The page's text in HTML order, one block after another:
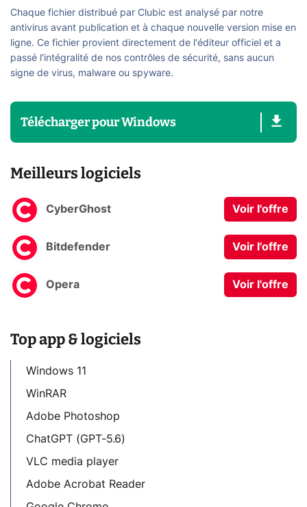
Chaque fichier distribué par Clubic est analysé par notre
antivirus avant publication et à chaque nouvelle version mise en
ligne. Ce fichier provient directement de l'éditeur officiel et a
passé l'intégralité de nos contrôles de sécurité, sans aucun
signe de virus, malware ou spyware.
TéléchargerpourWindows
Meilleurs logiciels
CyberGhost Voir l'offre
Bitdefender Voir l'offre
Opera Voir l'offre
Top app & logiciels
Windows 11
WinRAR
Adobe Photoshop
ChatGPT (GPT-5.6)
VLC media player
Adobe Acrobat Reader